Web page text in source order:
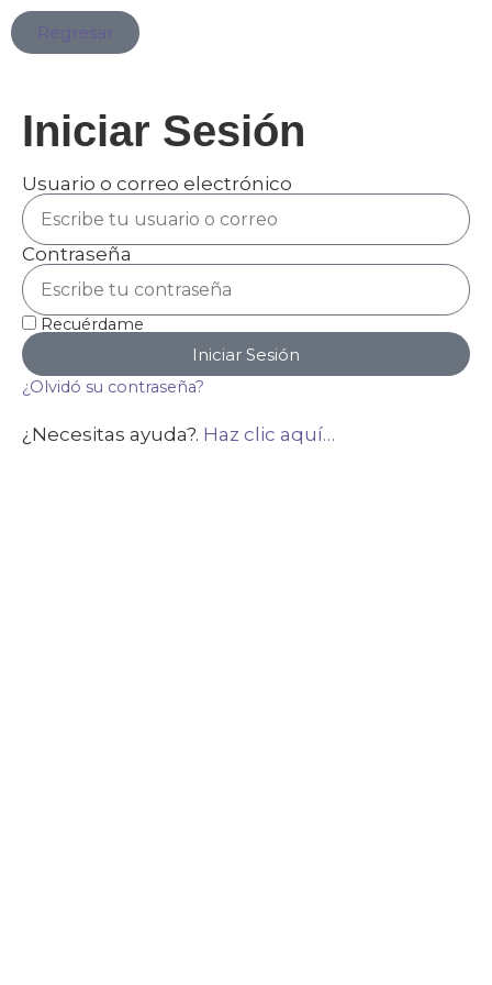
Regresar
Iniciar Sesión
Usuario o correo electrónico
Contraseña
Recuérdame
Iniciar Sesión
¿Olvidó su contraseña?
¿Necesitas ayuda?. Haz clic aquí…